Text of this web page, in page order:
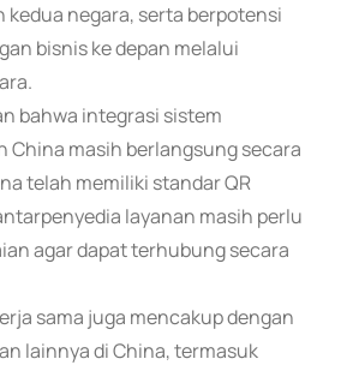
kedua negara, serta berpotensi
bisnis ke depan melalui
bahwa integrasi sistem
China masih berlangsung secara
telah memiliki standar QR
layanan masih perlu
agar dapat terhubung secara
sama juga mencakup dengan
lainnya di China, termasuk